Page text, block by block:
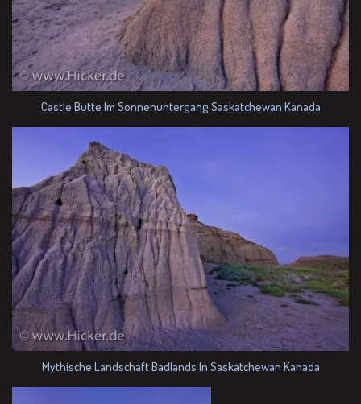
Castle Butte Im Sonnenuntergang Saskatchewan Kanada
Mythische Landschaft Badlands In Saskatchewan Kanada